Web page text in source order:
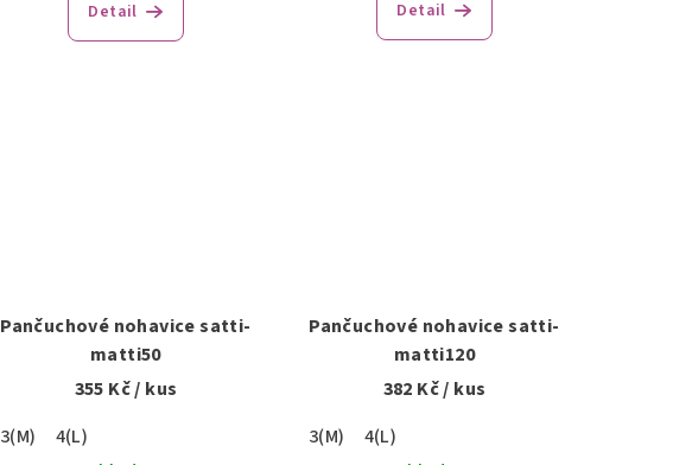
Detail Detail
Pančuchové nohavice satti-
matti50
355 Kč/ kus
3(M)
4(L)
Pančuchové nohavice satti-
matti120
382 Kč/ kus
3(M)
4(L)